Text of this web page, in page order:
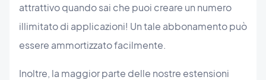
attrattivo quando sai che puoi creare un numero
illimitato di applicazioni! Un tale abbonamento può
essere ammortizzato facilmente.
Inoltre, la maggior parte delle nostre estensioni